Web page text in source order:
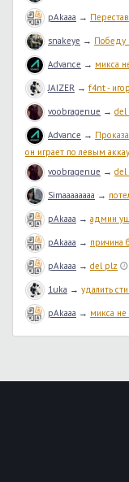
pAkaaa →
snakeye → Победу
Advance → микса
JAIZER → f4nt -
voobragenue → del
Advance →
он играет по левым
voobragenue → del
Simaaaaaaaa →
pAkaaa → админ
pAkaaa → причина
pAkaaa → del plz
1uka → удалить
pAkaaa → микса не